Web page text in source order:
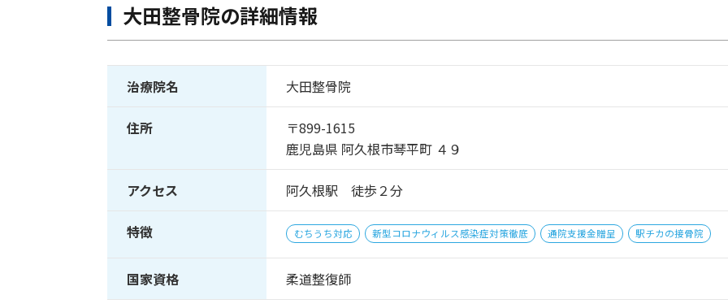
大田整骨院の詳細情報
治療院名 大田整骨院
住所
〒899-1615
鹿児島県 阿久根市琴平町 ４９
アクセス 阿久根駅 徒歩２分
特徴 むちうち対応 新型コロナウィルス感染症対策徹底 通院支援金贈呈 駅チカの接骨院
国家資格 柔道整復師